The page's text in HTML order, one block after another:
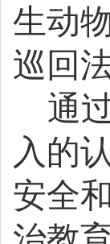
生动
巡回
通
入的
安全